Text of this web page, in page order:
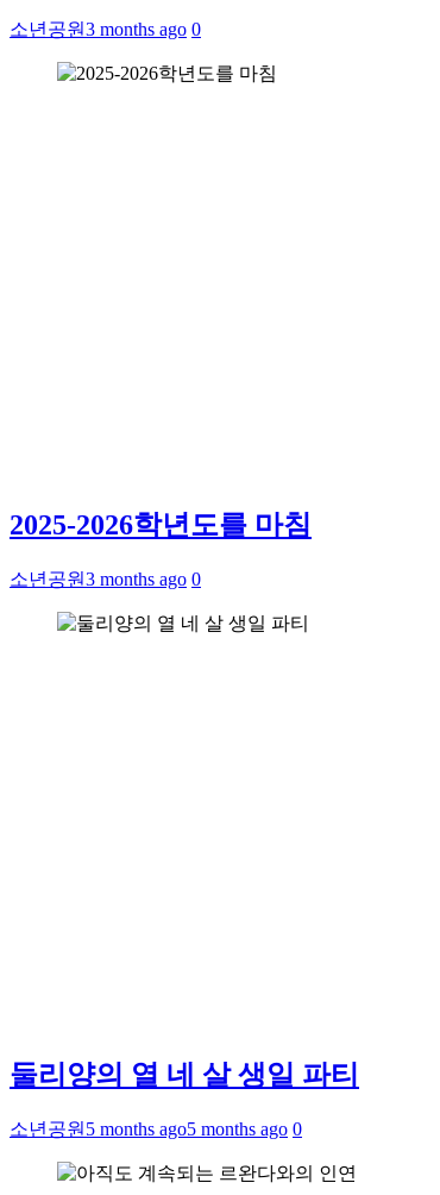
소년공원3 months ago 0
2025-2026학년도를 마침
소년공원3 months ago 0
둘리양의 열 네 살 생일 파티
소년공원 5 months ago5 months ago 0